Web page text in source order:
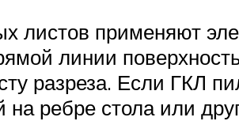
листов применяют
линии
разреза. Если ГКЛ
ребре стола или